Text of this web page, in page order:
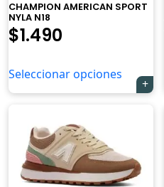
CHAMPION AMERICAN SPORT
NYLA N18
$1.490
Seleccionar opciones